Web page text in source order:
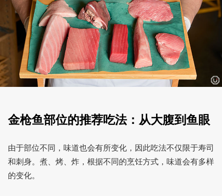
金枪鱼部位的推荐吃法：从大腹到鱼眼
由于部位不同，味道也会有所变化，因此吃法不仅限于寿司
和刺身。煮、烤、炸，根据不同的烹饪方式，味道会有多样
的变化。